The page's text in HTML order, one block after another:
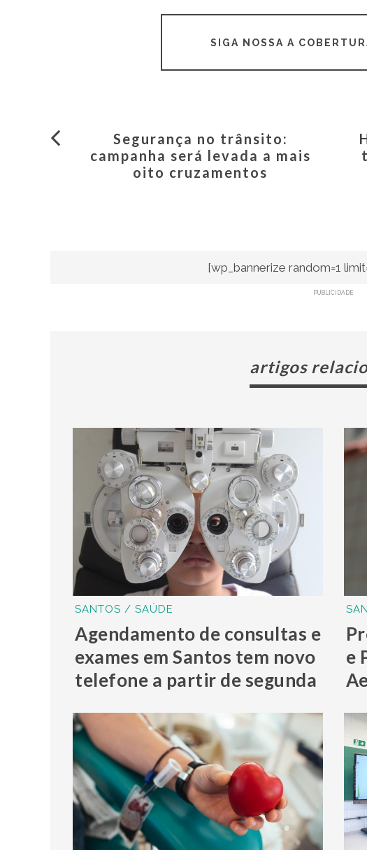
SIGA NOSSA A
Segurança no trânsito:
campanha será levada a mais
oito cruzamentos
[wp_bannerize random=1
PUBLICIDADE
artigos
SANTOS / SAÚDE
Agendamento de consultas e
exames em Santos tem novo
telefone a partir de segunda
e